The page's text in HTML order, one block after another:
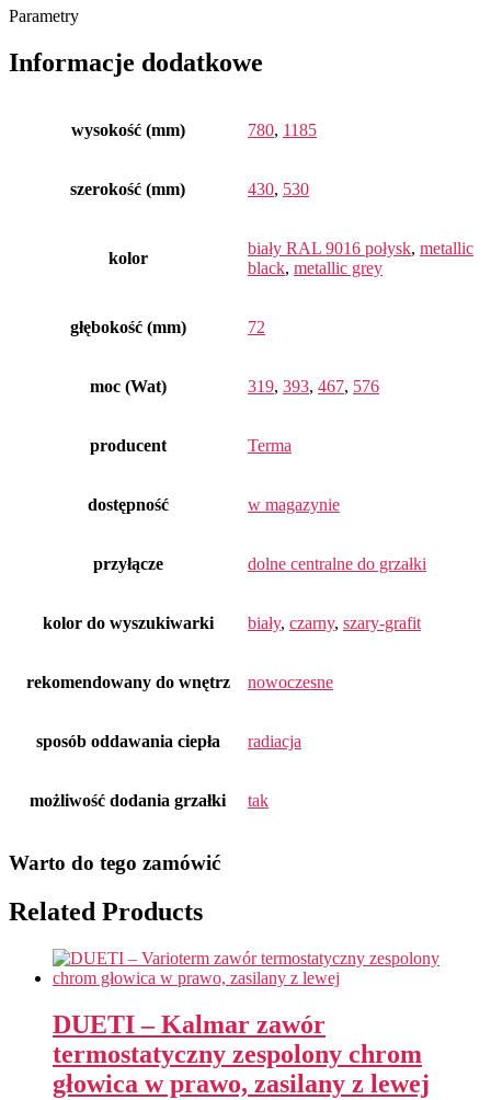
Parametry
Informacje dodatkowe
wysokość (mm) 780, 1185
szerokość (mm) 430, 530
kolor
biały RAL 9016 połysk, metallic
black, metallic grey
głębokość (mm) 72
moc (Wat) 319, 393, 467, 576
producent Terma
dostępność w magazynie
przyłącze dolne centralne do grzałki
kolor do wyszukiwarki biały, czarny, szary-grafit
rekomendowany do wnętrz nowoczesne
sposób oddawania ciepła radiacja
możliwość dodania grzałki tak
Warto do tego zamówić
Related Products
DUETI – Kalmar zawór
termostatyczny zespolony chrom
głowica w prawo, zasilany z lewej